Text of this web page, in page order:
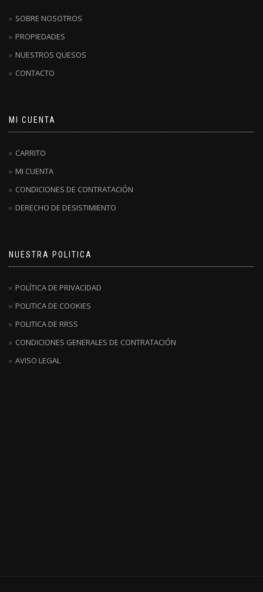
SOBRE NOSOTROS
PROPIEDADES
NUESTROS QUESOS
CONTACTO
MI CUENTA
CARRITO
MI CUENTA
CONDICIONES DE CONTRATACIÓN
DERECHO DE DESISTIMIENTO
NUESTRA POLITICA
POLÍTICA DE PRIVACIDAD
POLITICA DE COOKIES
POLITICA DE RRSS
CONDICIONES GENERALES DE CONTRATACIÓN
AVISO LEGAL